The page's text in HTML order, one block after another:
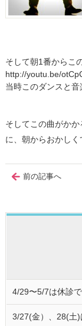
そして朝1番からこ
http://youtu.be/
当時このダンスと
そしてこの曲がか
に、朝からおかし
前の記事へ
4/29〜5/7は休診で
3/27(金）、28(土)